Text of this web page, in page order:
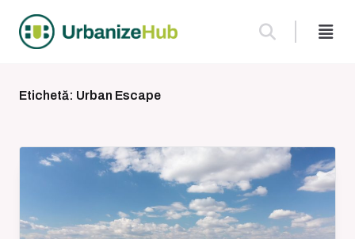
content
Etichetă: Urban Escape